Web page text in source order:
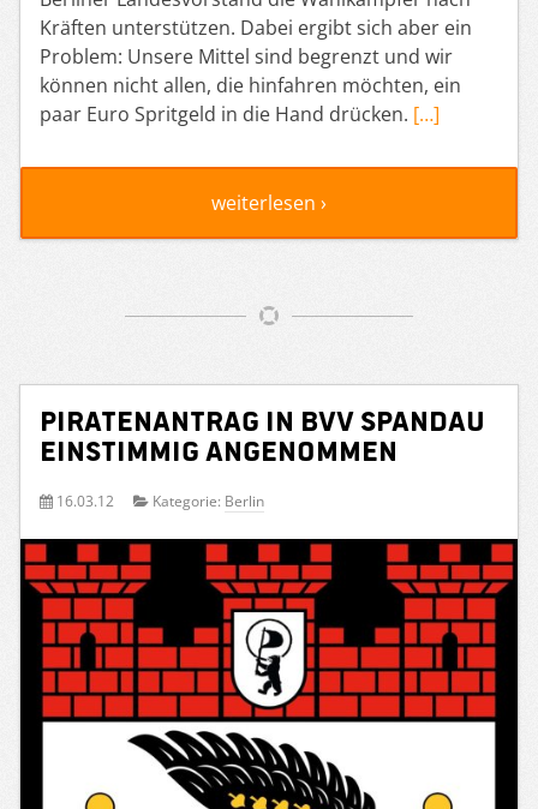
Kräften unterstützen. Dabei ergibt sich aber ein
Problem: Unsere Mittel sind begrenzt und wir
können nicht allen, die hinfahren möchten, ein
paar Euro Spritgeld in die Hand drücken. […]
weiterlesen ›
Piratenantrag in BVV Spandau
einstimmig angenommen
16.03.12 Kategorie: Berlin